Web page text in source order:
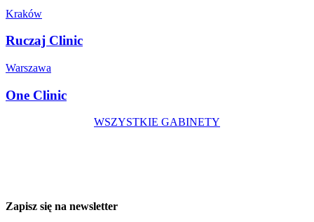
Kraków
Ruczaj Clinic
Warszawa
One Clinic
WSZYSTKIE GABINETY
Zapisz się na newsletter